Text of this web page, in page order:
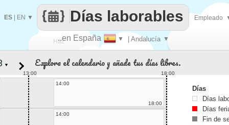
Haz..en España ▼ | Andalucía ▼
Días laborables
ES EN ▼ Empleado
▼ Explora el calendario y añade tus días libres.
13:00
18:00
14:00
18:00
14:00
Días
Días
Días
Fin de